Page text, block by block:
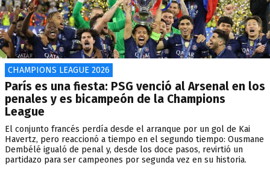
CHAMPIONS LEAGUE 2026
París es una fiesta: PSG venció al Arsenal en los
penales y es bicampeón de la Champions
League
El conjunto francés perdía desde el arranque por un gol de Kai
Havertz, pero reaccionó a tiempo en el segundo tiempo: Ousmane
Dembélé igualó de penal y, desde los doce pasos, revirtió un
partidazo para ser campeones por segunda vez en su historia.